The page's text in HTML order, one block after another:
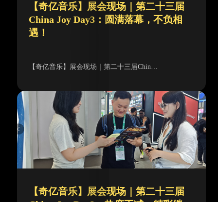
【奇亿音乐】展会现场｜第二十三届
China Joy Day3：圆满落幕，不负相
遇！
【奇亿音乐】展会现场｜第二十三届Chin…
【奇亿音乐】展会现场｜第二十三届